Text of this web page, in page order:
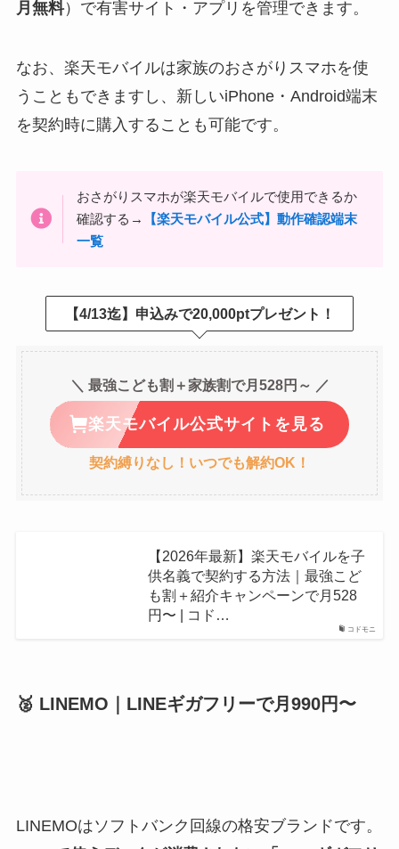
月無料）で有害サイト・アプリを管理できます。
なお、楽天モバイルは家族のおさがりスマホを使
うこともできますし、新しいiPhone・Android端末
を契約時に購入することも可能です。
おさがりスマホが楽天モバイルで使用できるか
確認する→
【楽天モバイル公式】動作確認端末
一覧
【4/13迄】申込みで20,000ptプレゼント！
＼ 最強こども割＋家族割で月528円～ ／
楽天モバイル公式サイトを見る
契約縛りなし！いつでも解約OK！
コドモニ
【2026年最新】楽天モバイルを子
供名義で契約する方法｜最強こど
も割＋紹介キャンペーンで月528
円〜 | コド…
🥈 LINEMO｜LINEギガフリーで月990円〜
LINEMOはソフトバンク回線の格安ブランドです。